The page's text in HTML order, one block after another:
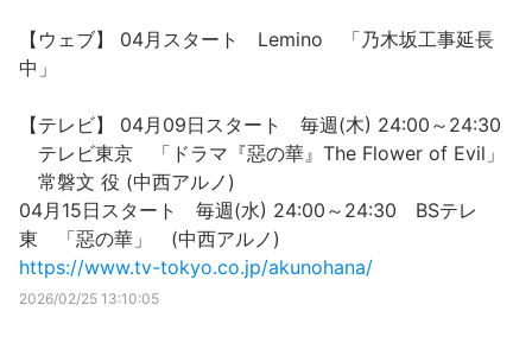
【ウェブ】 04月スタート Lemino 「乃木坂工事延長
中」
【テレビ】 04月09日スタート 毎週(木) 24:00～24:30
テレビ東京 「ドラマ『惡の華』The Flower of Evil」
常磐文 役 (中西アルノ)
04月15日スタート 毎週(水) 24:00～24:30 BSテレ
東 「惡の華」 (中西アルノ)
https://www.tv-tokyo.co.jp/akunohana/
2026/02/25 13:10:05